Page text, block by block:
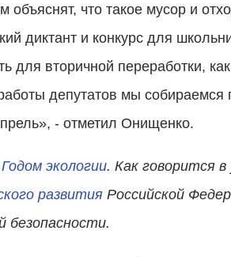
что такое мусор и
диктант и конкурс для
для вторичной переработки,
депутатов мы
- отметил Онищенко.
Годом экологии. Как говорится в
развития Российской
безопасности.